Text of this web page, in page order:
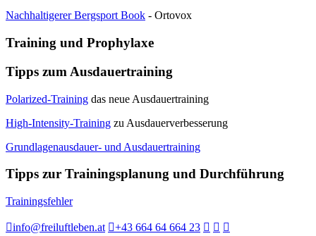
Nachhaltigerer Bergsport Book - Ortovox
Training und Prophylaxe
Tipps zum Ausdauertraining
Polarized-Training das neue Ausdauertraining
High-Intensity-Training zu Ausdauerverbesserung
Grundlagenausdauer- und Ausdauertraining
Tipps zur Trainingsplanung und Durchführung
Trainingsfehler
info@freiluftleben.at +43 664 64 664 23